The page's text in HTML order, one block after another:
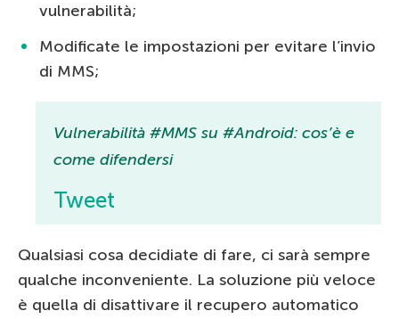
vulnerabilità;
Modificate le impostazioni per evitare l’invio
di MMS;
Vulnerabilità #MMS su #Android: cos’è e
come difendersi
Tweet
Qualsiasi cosa decidiate di fare, ci sarà sempre
qualche inconveniente. La soluzione più veloce
è quella di disattivare il recupero automatico